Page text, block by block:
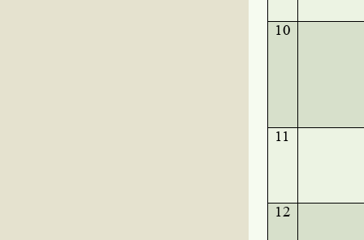
10
11
12